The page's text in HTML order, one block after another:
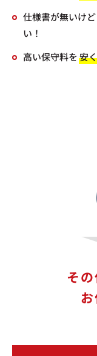
仕様書が無いけど
い！
高い保守料を 安く
そ
お